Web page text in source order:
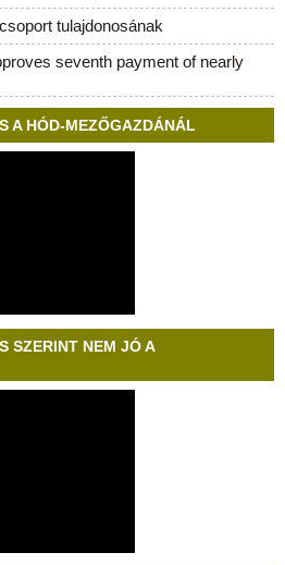
tulajdonosának
seventh payment of nearly
A HÓD-MEZŐGAZDÁNÁL
SZERINT NEM JÓ A